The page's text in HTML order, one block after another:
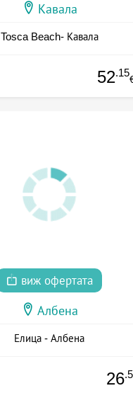
Кавала
Tosca Beach- Кавала
52.15
виж офертата
Албена
Елица - Албена
26